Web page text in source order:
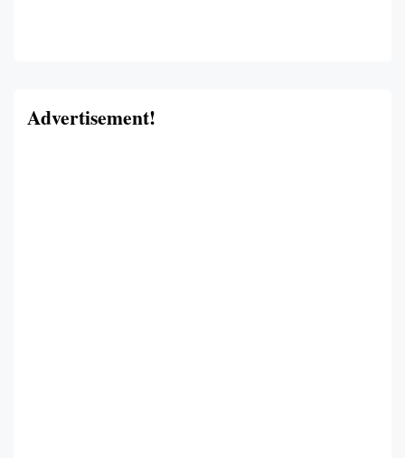
Advertisement!